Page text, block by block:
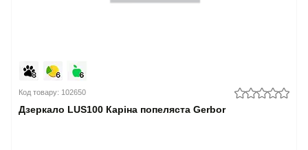
Код товару: 102650
Дзеркало LUS100 Каріна попеляста Gerbor